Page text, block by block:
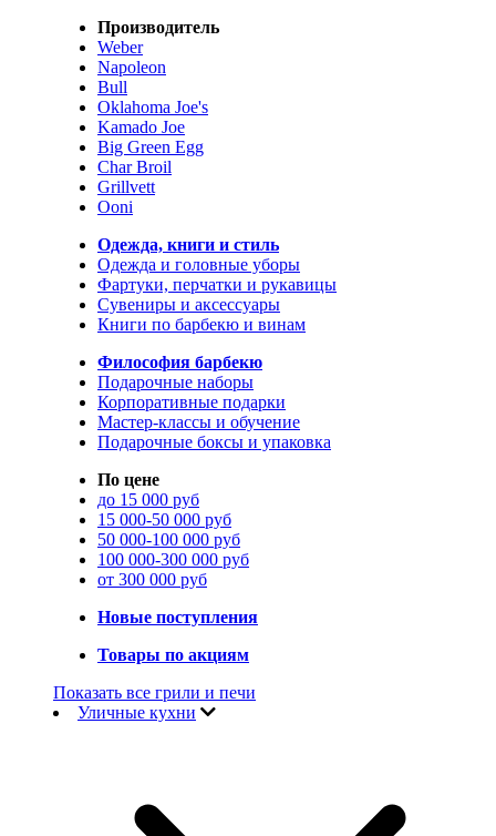
Производитель
Weber
Napoleon
Bull
Oklahoma Joe's
Kamado Joe
Big Green Egg
Char Broil
Grillvett
Ooni
Одежда, книги и стиль
Одежда и головные уборы
Фартуки, перчатки и рукавицы
Сувениры и аксессуары
Книги по барбекю и винам
Философия барбекю
Подарочные наборы
Корпоративные подарки
Мастер-классы и обучение
Подарочные боксы и упаковка
По цене
до 15 000 руб
15 000-50 000 руб
50 000-100 000 руб
100 000-300 000 руб
от 300 000 руб
Новые поступления
Товары по акциям
Показать все грили и печи
Уличные кухни